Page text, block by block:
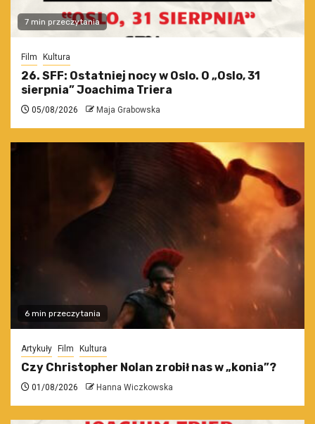
7 min przeczytania
Film Kultura
26. SFF: Ostatniej nocy w Oslo. O „Oslo, 31
sierpnia” Joachima Triera
05/08/2026 Maja Grabowska
6 min przeczytania
Artykuły Film Kultura
Czy Christopher Nolan zrobił nas w „konia”?
01/08/2026 Hanna Wiczkowska